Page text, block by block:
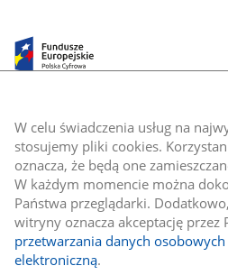
W celu świadczenia usług na
stosujemy pliki cookies.
oznacza, że będą one
W każdym momencie można
Państwa przeglądarki.
witryny oznacza akceptację przez
przetwarzania danych
elektroniczną.